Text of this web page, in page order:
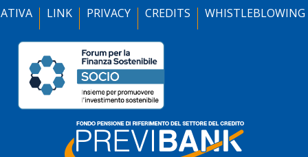
LINK PRIVACY CREDITS WHISTLEBLOWING